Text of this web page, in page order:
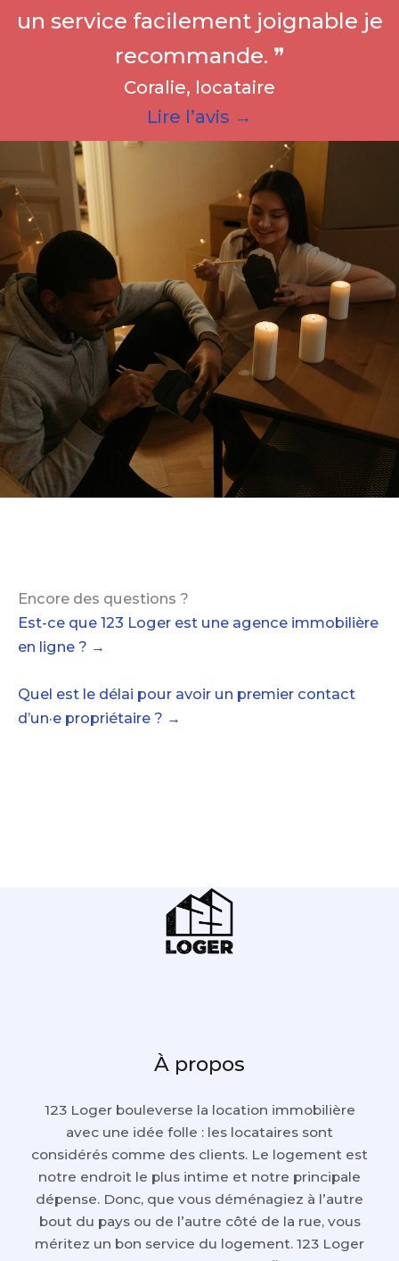
un service facilement joignable je
recommande. ❞
Coralie, locataire
Lire l’avis →
Encore des questions ?
Est-ce que 123 Loger est une agence immobilière
en ligne ? →
Quel est le délai pour avoir un premier contact
d’un·e propriétaire ? →
À propos
123 Loger bouleverse la location immobilière
avec une idée folle : les locataires sont
considérés comme des clients. Le logement est
notre endroit le plus intime et notre principale
dépense. Donc, que vous déménagiez à l’autre
bout du pays ou de l’autre côté de la rue, vous
méritez un bon service du logement. 123 Loger